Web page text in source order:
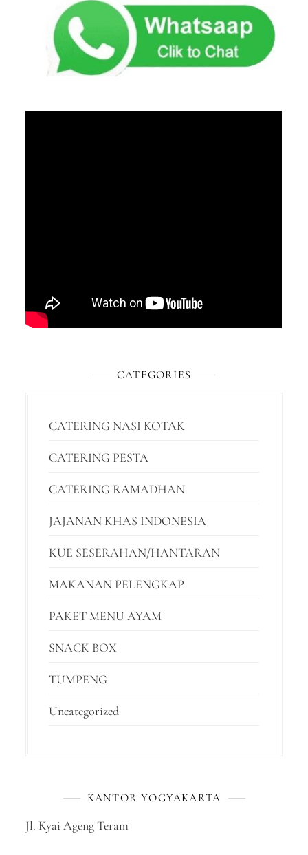
CATEGORIES
CATERING NASI KOTAK
CATERING PESTA
CATERING RAMADHAN
JAJANAN KHAS INDONESIA
KUE SESERAHAN/HANTARAN
MAKANAN PELENGKAP
PAKET MENU AYAM
SNACK BOX
TUMPENG
Uncategorized
KANTOR YOGYAKARTA
Jl. Kyai Ageng Teram